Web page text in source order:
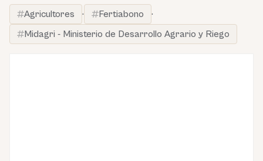
Agricultores · Fertiabono
·
Midagri - Ministerio de Desarrollo Agrario y Riego